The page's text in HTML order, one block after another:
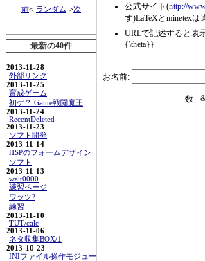
前<-ランダム->次
最新の40件
2013-11-28
外部リンク
2013-11-25
育成ゲーム
初ゲ？ Game戦闘魔王
2013-11-24
RecentDeleted
2013-11-23
ソフト開発
2013-11-14
HSPのフォームデザイン
ソフト
2013-11-13
wait0000
練習ページ
ワッツ?
練習
2013-11-10
TUT/calc
2013-11-06
ネタ収集BOX/1
2013-10-23
INIファイル操作モジュー
公式サイト(http://
す)LaTeXとminetex
URLで記述すると表
{\theta}}
お名前: